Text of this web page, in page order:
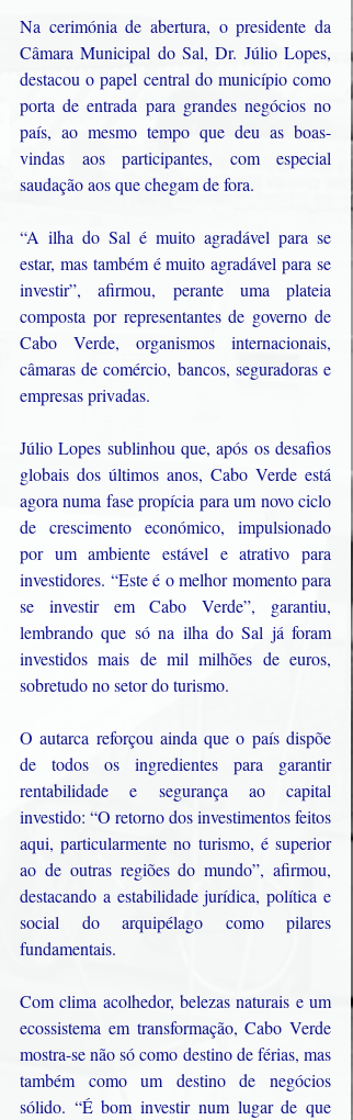
Na cerimónia de abertura, o presidente da
Câmara Municipal do Sal, Dr. Júlio Lopes,
destacou o papel central do município como
porta de entrada para grandes negócios no
país, ao mesmo tempo que deu as boas-
vindas aos participantes, com especial
saudação aos que chegam de fora.
“A ilha do Sal é muito agradável para se
estar, mas também é muito agradável para se
investir”, afirmou, perante uma plateia
composta por representantes de governo de
Cabo Verde, organismos internacionais,
câmaras de comércio, bancos, seguradoras e
empresas privadas.
Júlio Lopes sublinhou que, após os desafios
globais dos últimos anos, Cabo Verde está
agora numa fase propícia para um novo ciclo
de crescimento económico, impulsionado
por um ambiente estável e atrativo para
investidores. “Este é o melhor momento para
se investir em Cabo Verde”, garantiu,
lembrando que só na ilha do Sal já foram
investidos mais de mil milhões de euros,
sobretudo no setor do turismo.
O autarca reforçou ainda que o país dispõe
de todos os ingredientes para garantir
rentabilidade e segurança ao capital
investido: “O retorno dos investimentos feitos
aqui, particularmente no turismo, é superior
ao de outras regiões do mundo”, afirmou,
destacando a estabilidade jurídica, política e
social do arquipélago como pilares
fundamentais.
Com clima acolhedor, belezas naturais e um
ecossistema em transformação, Cabo Verde
mostra-se não só como destino de férias, mas
também como um destino de negócios
sólido. “É bom investir num lugar de que